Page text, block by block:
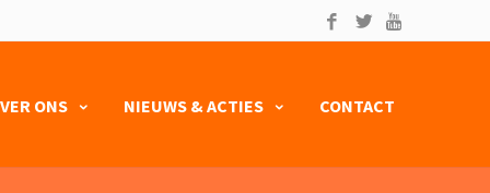
ONS NIEUWS & ACTIES CONTACT